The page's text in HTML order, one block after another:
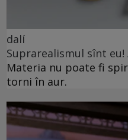
dalí
Suprarealismul sînt eu!
Materia nu poate fi
torni în aur.